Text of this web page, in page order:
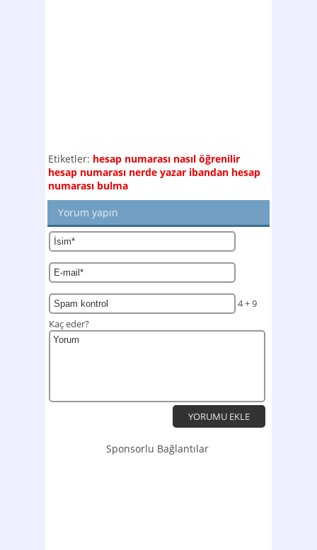
Etiketler: hesap numarası nasıl öğrenilir
hesap numarası nerde yazar ibandan hesap
numarası bulma
Yorum yapın
4 + 9
Kaç eder?
Sponsorlu Bağlantılar